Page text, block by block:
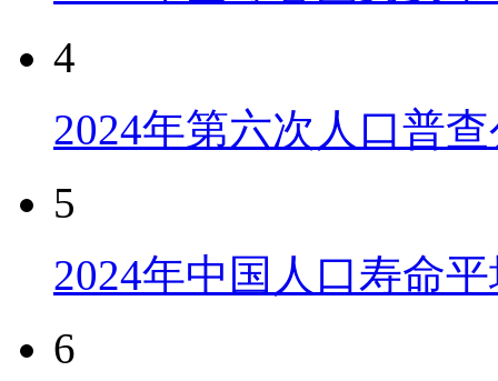
4
2024年第六次人口普
5
2024年中国人口寿命
6